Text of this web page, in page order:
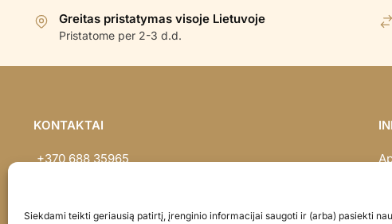
Siekdami teikti geriausią patirtį, įrenginio informacijai saugoti ir (arba) pasiekti
Greitas pristatymas visoje Lietuvoje
Pristatome per 2-3 d.d.
KONTAKTAI
+370 688 35965